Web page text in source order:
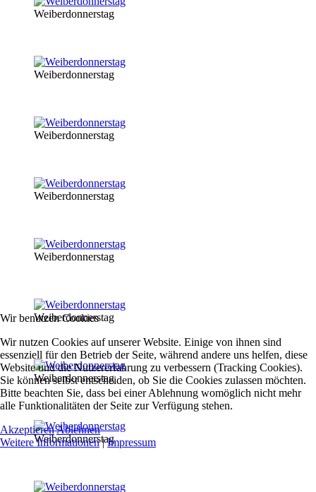
Weiberdonnerstag
Weiberdonnerstag
Weiberdonnerstag
Weiberdonnerstag
Weiberdonnerstag
Weiberdonnerstag
Weiberdonnerstag
Weiberdonnerstag
Wir benutzen Cookies
Wir nutzen Cookies auf unserer Website. Einige von ihnen sind
essenziell für den Betrieb der Seite, während andere uns helfen, diese
Website und die Nutzererfahrung zu verbessern (Tracking Cookies).
Sie können selbst entscheiden, ob Sie die Cookies zulassen möchten.
Bitte beachten Sie, dass bei einer Ablehnung womöglich nicht mehr
alle Funktionalitäten der Seite zur Verfügung stehen.
AkzeptierenAblehnen
Weitere Informationen|Impressum